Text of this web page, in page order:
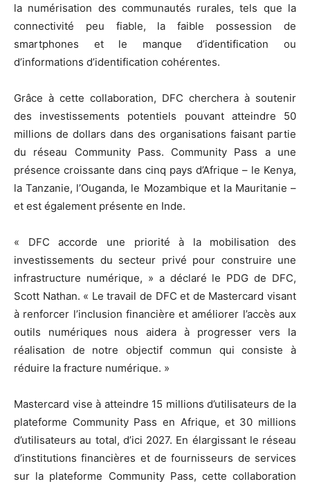
la numérisation des communautés rurales, tels que la
connectivité peu fiable, la faible possession de
smartphones et le manque d’identification ou
d’informations d’identification cohérentes.
Grâce à cette collaboration, DFC cherchera à soutenir
des investissements potentiels pouvant atteindre 50
millions de dollars dans des organisations faisant partie
du réseau Community Pass. Community Pass a une
présence croissante dans cinq pays d’Afrique – le Kenya,
la Tanzanie, l’Ouganda, le Mozambique et la Mauritanie –
et est également présente en Inde.
« DFC accorde une priorité à la mobilisation des
investissements du secteur privé pour construire une
infrastructure numérique, » a déclaré le PDG de DFC,
Scott Nathan. « Le travail de DFC et de Mastercard visant
à renforcer l’inclusion financière et améliorer l’accès aux
outils numériques nous aidera à progresser vers la
réalisation de notre objectif commun qui consiste à
réduire la fracture numérique. »
Mastercard vise à atteindre 15 millions d’utilisateurs de la
plateforme Community Pass en Afrique, et 30 millions
d’utilisateurs au total, d’ici 2027. En élargissant le réseau
d’institutions financières et de fournisseurs de services
sur la plateforme Community Pass, cette collaboration